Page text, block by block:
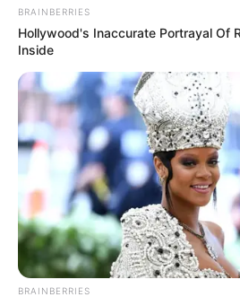
Pakai Bahasa Jawa Ini Bikin
Galau Abis
Fail! 10 Potret Makanan
Dimasak yang Bikin Kamu
Nggak Selera
BRAINBERRIES
Hollywood's Inaccurate Portrayal Of
Inside
BRAINBERRIES